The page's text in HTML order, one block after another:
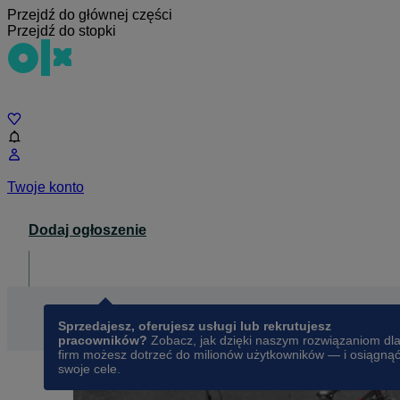
Przejdź do głównej części
Przejdź do stopki
Twoje konto
Dodaj ogłoszenie
Sprzedajesz, oferujesz usługi lub rekrutujesz
pracowników? Zobacz, jak dzięki naszym rozwiązaniom dla
firm możesz dotrzeć do milionów użytkowników — i osiągnąć
swoje cele.